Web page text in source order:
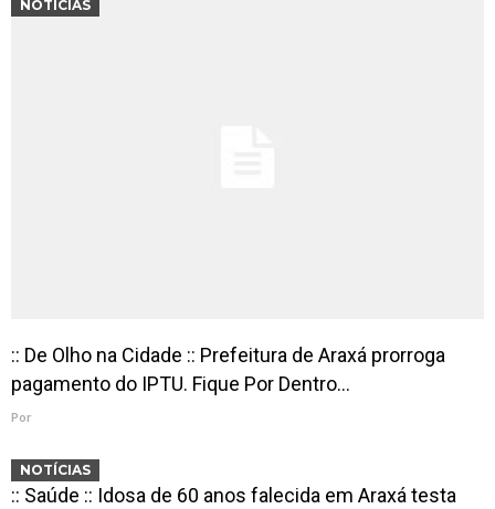
NOTÍCIAS
:: De Olho na Cidade :: Prefeitura de Araxá prorroga
pagamento do IPTU. Fique Por Dentro…
Por
NOTÍCIAS
:: Saúde :: Idosa de 60 anos falecida em Araxá testa